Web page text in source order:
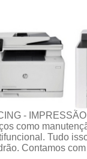
-
como
Tudo
Contamos